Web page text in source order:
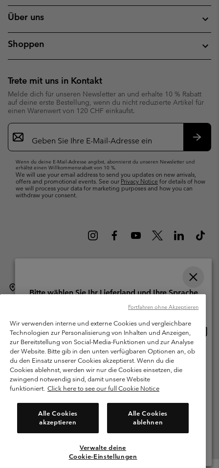
Über uns
Shoppen
Trete mit uns in Kontakt
Melde dich für unseren Newsletter an und erhalte 10 % Rabatt
auf deine erste Bestellung, wenn du nicht reduzierte Artikel für
einen Warenwert von 120 CHF einkaufst.
Newsletter-
Anmeldung
Wenn du deine E-Mail-Adresse angibst, abonnierst du unseren Newsletter und
erhältst einen Willkommensrabatt von 10 %.
We will use your email address to send you updates on new arrivals,
offers and promotional events. See ourPrivacy Notice for details of how
we will process your data for marketing purposes and how you can
withdraw your consent.
Columbia Sportswear Company. Avenue des Morgines, 12 1213
Petit-Lancy Switzerland. Alle Rechte vorbehalten.
Nutzungsbedingungen
Allgemeine Verkaufsbedingungen
Garantie
Datenschutzerklärung
Bestimmungen und Bedingungen des Mitglieder Programms
Nutzungsbedingungen Für Nutzergenerierte Inhalte
Impressum
Cookies
Kundenservice: Mo- Fr. 9:00 - 13:00 & 14:00- 18:00 Uhr
(+)41315282015
Wir verwenden interne und externe Cookies und vergleichbare
Technologien zur Personalisierung von Inhalten und Anzeigen,
zur Bereitstellung von Social-Media-Funktionen und zur Analyse
der Website. Bitte gib in den unten verfügbaren Optionen an, ob
du den Einsatz unserer Cookies akzeptierst. Wenn du die
Cookies ablehnst, werden wir nur die Cookies einsetzen, die
zwingend notwendig sind, damit unsere Website
funktioniert. Click here to see our full Cookie Notice
Alle Cookies
akzeptieren
Alle Cookies
ablehnen
Verwalte deine
Cookie-Einstellungen
Fortfahren ohne Akzeptieren
Bitte wählen Sie Ihr Lieferland und Ihre Sprache
Online-Einkauf verfügbar
United States
Switzerland-English
Switzerland-Deutsch
Switzerland-Italiano
Alle Länder Anzeigen